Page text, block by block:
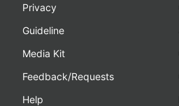
Privacy
Guideline
Media Kit
Feedback/Requests
Help